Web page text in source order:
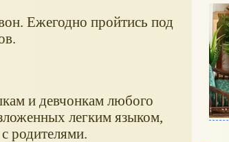
Ежегодно пройтись под
и девчонкам любого
легким языком,
родителями.